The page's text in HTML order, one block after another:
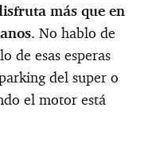
más que en
. No hablo de
de esas esperas
del super o
el motor está